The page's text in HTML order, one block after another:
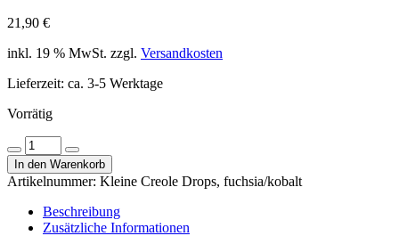
21,90 €
inkl. 19 % MwSt. zzgl. Versandkosten
Lieferzeit: ca. 3-5 Werktage
Vorrätig
Menge
verringern
Kleine
Creole
Drops,
fuchsia/kobalt
Menge
Menge
erhöhen
In den Warenkorb
Artikelnummer: Kleine Creole Drops, fuchsia/kobalt
Beschreibung
Zusätzliche Informationen